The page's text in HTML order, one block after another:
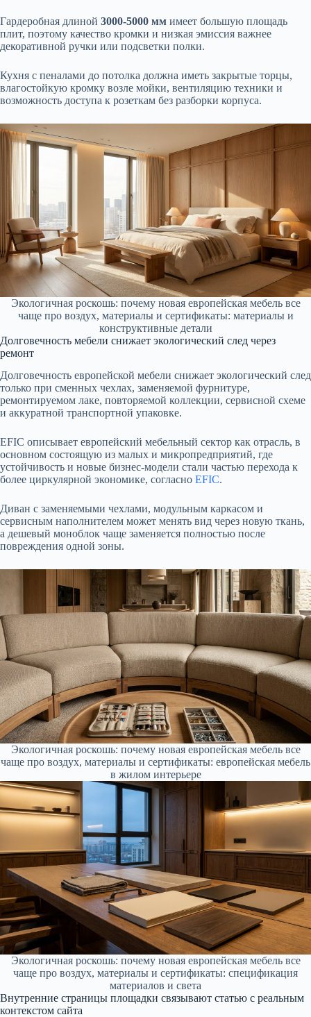
Гардеробная длиной 3000-5000 мм имеет большую площадь
плит, поэтому качество кромки и низкая эмиссия важнее
декоративной ручки или подсветки полки.
Кухня с пеналами до потолка должна иметь закрытые торцы,
влагостойкую кромку возле мойки, вентиляцию техники и
возможность доступа к розеткам без разборки корпуса.
Экологичная роскошь: почему новая европейская мебель все
чаще про воздух, материалы и сертификаты: материалы и
конструктивные детали
Долговечность мебели снижает экологический след через
ремонт
Долговечность европейской мебели снижает экологический след
только при сменных чехлах, заменяемой фурнитуре,
ремонтируемом лаке, повторяемой коллекции, сервисной схеме
и аккуратной транспортной упаковке.
EFIC описывает европейский мебельный сектор как отрасль, в
основном состоящую из малых и микропредприятий, где
устойчивость и новые бизнес-модели стали частью перехода к
более циркулярной экономике, согласно EFIC.
Диван с заменяемыми чехлами, модульным каркасом и
сервисным наполнителем может менять вид через новую ткань,
а дешевый моноблок чаще заменяется полностью после
повреждения одной зоны.
Экологичная роскошь: почему новая европейская мебель все
чаще про воздух, материалы и сертификаты: европейская мебель
в жилом интерьере
Экологичная роскошь: почему новая европейская мебель все
чаще про воздух, материалы и сертификаты: спецификация
материалов и света
Внутренние страницы площадки связывают статью с реальным
контекстом сайта